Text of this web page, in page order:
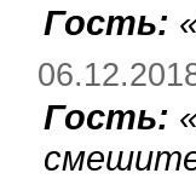
Гость:
Гость: